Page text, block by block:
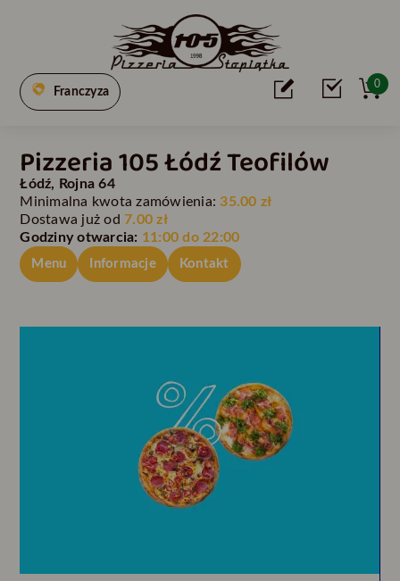
Franczyza
0
Pizzeria 105 Łódź Teofilów
Łódź, Rojna 64
Minimalna kwota zamówienia:35.00 zł
Dostawa już od7.00 zł
Godziny otwarcia: 11:00 do 22:00
Menu Informacje Kontakt